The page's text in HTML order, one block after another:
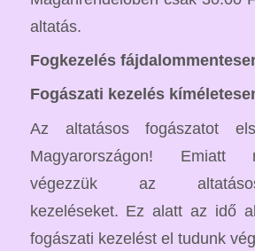
altatás.
Fogkezelés
Fogászati kezelés
Az altatásos fogászatot
Magyarországon! Emiatt
végezzük az
kezeléseket. Ez alatt az idő
fogászati kezelést el tudunk